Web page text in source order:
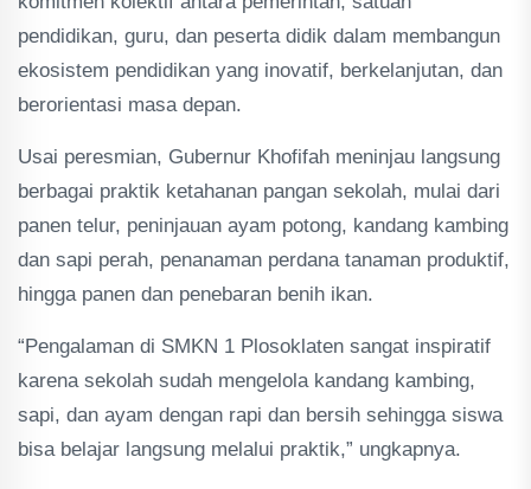
pendidikan, guru, dan peserta didik dalam membangun
ekosistem pendidikan yang inovatif, berkelanjutan, dan
berorientasi masa depan.
Usai peresmian, Gubernur Khofifah meninjau langsung
berbagai praktik ketahanan pangan sekolah, mulai dari
panen telur, peninjauan ayam potong, kandang kambing
dan sapi perah, penanaman perdana tanaman produktif,
hingga panen dan penebaran benih ikan.
“Pengalaman di SMKN 1 Plosoklaten sangat inspiratif
karena sekolah sudah mengelola kandang kambing,
sapi, dan ayam dengan rapi dan bersih sehingga siswa
bisa belajar langsung melalui praktik,” ungkapnya.